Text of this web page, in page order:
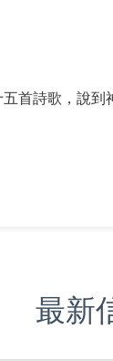
首詩歌，說
最新